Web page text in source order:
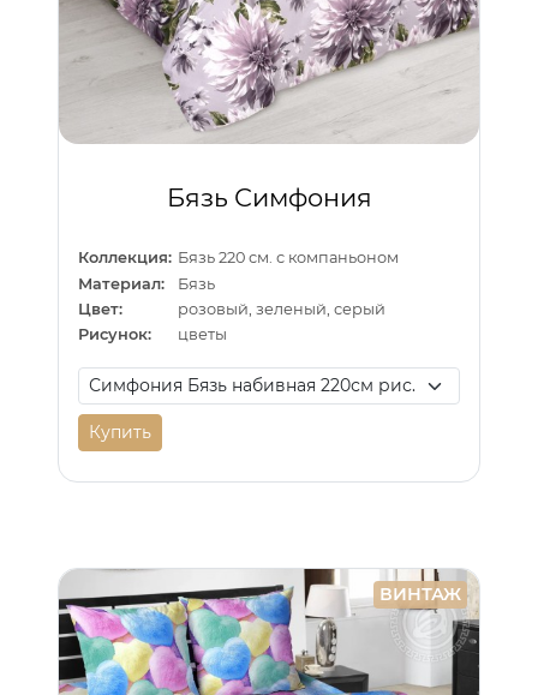
Бязь Симфония
Коллекция: Бязь 220 см. с компаньоном
Материал:
Бязь
Цвет:
розовый, зеленый, серый
Рисунок:
цветы
Купить
ВИНТАЖ